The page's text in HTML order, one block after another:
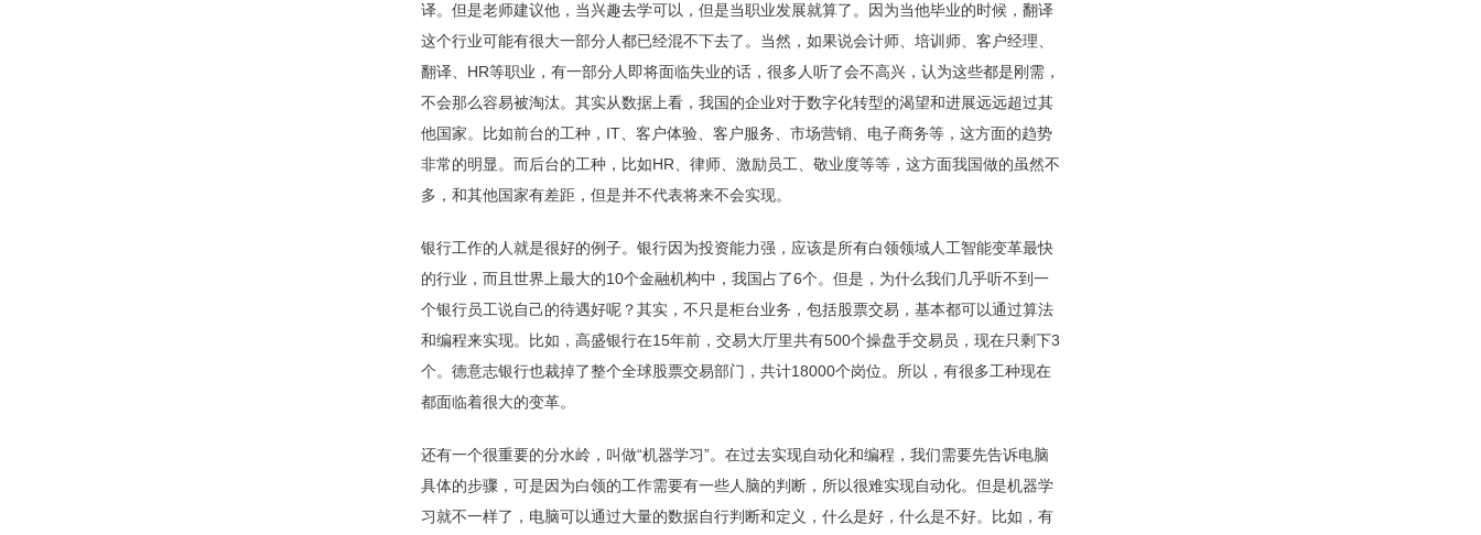
译。但是老师建议他，当兴趣去学可以，但是当职业发展就算了。因为当他毕业的时候，翻译
这个行业可能有很大一部分人都已经混不下去了。当然，如果说会计师、培训师、客户经理、
翻译、HR等职业，有一部分人即将面临失业的话，很多人听了会不高兴，认为这些都是刚需，
不会那么容易被淘汰。其实从数据上看，我国的企业对于数字化转型的渴望和进展远远超过其
他国家。比如前台的工种，IT、客户体验、客户服务、市场营销、电子商务等，这方面的趋势
非常的明显。而后台的工种，比如HR、律师、激励员工、敬业度等等，这方面我国做的虽然不
多，和其他国家有差距，但是并不代表将来不会实现。
银行工作的人就是很好的例子。银行因为投资能力强，应该是所有白领领域人工智能变革最快
的行业，而且世界上最大的10个金融机构中，我国占了6个。但是，为什么我们几乎听不到一
个银行员工说自己的待遇好呢？其实，不只是柜台业务，包括股票交易，基本都可以通过算法
和编程来实现。比如，高盛银行在15年前，交易大厅里共有500个操盘手交易员，现在只剩下3
个。德意志银行也裁掉了整个全球股票交易部门，共计18000个岗位。所以，有很多工种现在
都面临着很大的变革。
还有一个很重要的分水岭，叫做“机器学习”。在过去实现自动化和编程，我们需要先告诉电脑
具体的步骤，可是因为白领的工作需要有一些人脑的判断，所以很难实现自动化。但是机器学
习就不一样了，电脑可以通过大量的数据自行判断和定义，什么是好，什么是不好。比如，有